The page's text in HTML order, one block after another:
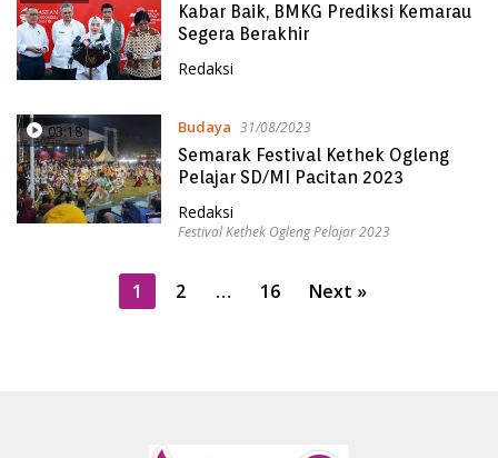
Kabar Baik, BMKG Prediksi Kemarau
Segera Berakhir
Redaksi
03:18 Budaya 31/08/2023
Semarak Festival Kethek Ogleng
Pelajar SD/MI Pacitan 2023
Redaksi
Festival Kethek Ogleng Pelajar 2023
1 2 … 16 Next »